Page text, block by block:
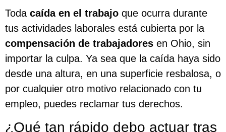
Toda caída en el trabajo que ocurra durante
tus actividades laborales está cubierta por la
compensación de trabajadores en Ohio, sin
importar la culpa. Ya sea que la caída haya sido
desde una altura, en una superficie resbalosa, o
por cualquier otro motivo relacionado con tu
empleo, puedes reclamar tus derechos.
¿Qué tan rápido debo actuar tras